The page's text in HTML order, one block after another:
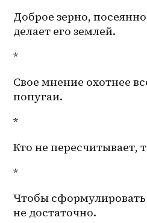
Доброе зерно,
делает его землей.
*
Свое мнение охотнее
попугаи.
*
Кто не пересчитывает,
*
Чтобы сформулировать
не достаточно.